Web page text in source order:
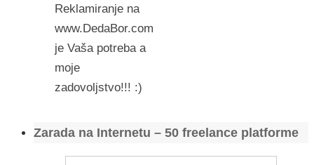
Reklamiranje na
www.DedaBor.com
je Vaša potreba a
moje
zadovoljstvo!!! :)
Zarada na Internetu – 50 freelance platforme